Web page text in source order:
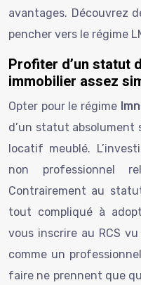
avantages. Découvrez
pencher vers le régime
Profiter d’un statut
immobilier assez
Opter pour le régime
d’un statut absolument
locatif meublé.
non professionnel
Contrairement au
tout compliqué à
vous inscrire au RCS
comme un
faire ne prennent que